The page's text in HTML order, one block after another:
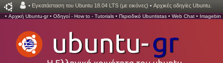
• Εγκατάσταση του Ubuntu 18.04 LTS (με εικόνες) • Αρχικές οδηγίες Ubuntu.
• Αρχική Ubuntu-gr• Οδηγοί - How to - Tutorials • Περιοδικό Ubuntistas • Web Chat • Imagebin